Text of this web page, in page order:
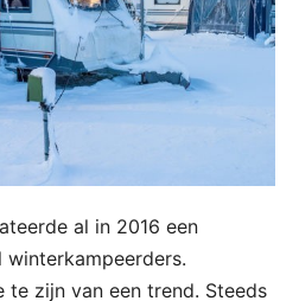
al in 2016 een
te zijn van een trend. Steeds